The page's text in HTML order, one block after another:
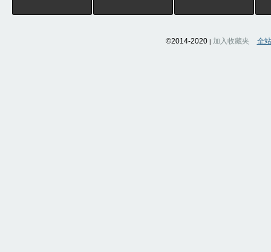
©2014-2020 | 加入收藏夹 全